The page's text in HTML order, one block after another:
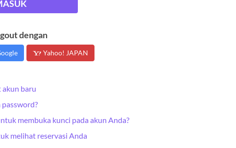
dengan
Yahoo! JAPAN
akun baru
password?
membuka kunci pada akun Anda?
melihat reservasi Anda